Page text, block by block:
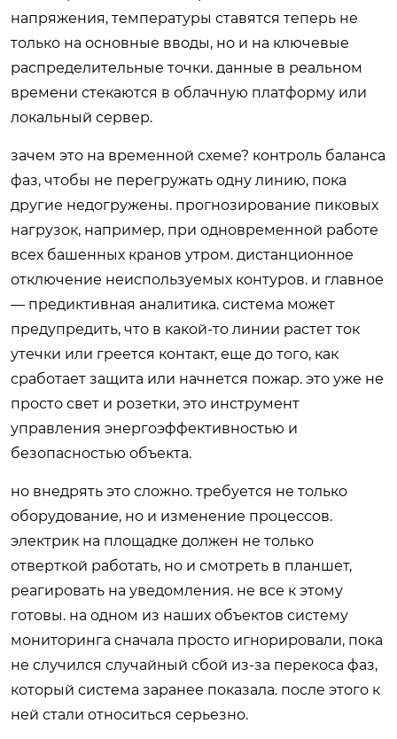
напряжения, температуры ставятся теперь не
только на основные вводы, но и на ключевые
распределительные точки. данные в реальном
времени стекаются в облачную платформу или
локальный сервер.
зачем это на временной схеме? контроль баланса
фаз, чтобы не перегружать одну линию, пока
другие недогружены. прогнозирование пиковых
нагрузок, например, при одновременной работе
всех башенных кранов утром. дистанционное
отключение неиспользуемых контуров. и главное
— предиктивная аналитика. система может
предупредить, что в какой-то линии растет ток
утечки или греется контакт, еще до того, как
сработает защита или начнется пожар. это уже не
просто свет и розетки, это инструмент
управления энергоэффективностью и
безопасностью объекта.
но внедрять это сложно. требуется не только
оборудование, но и изменение процессов.
электрик на площадке должен не только
отверткой работать, но и смотреть в планшет,
реагировать на уведомления. не все к этому
готовы. на одном из наших объектов систему
мониторинга сначала просто игнорировали, пока
не случился случайный сбой из-за перекоса фаз,
который система заранее показала. после этого к
ней стали относиться серьезно.